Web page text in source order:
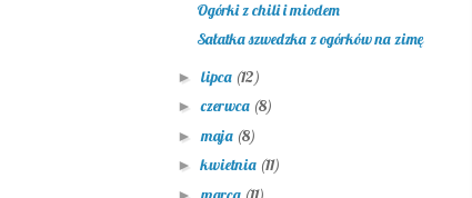
Ogórki z chili i miodem
Sałatka szwedzka z ogórków na zimę
► lipca (12)
►czerwca (8)
► maja (8)
►kwietnia (11)
►